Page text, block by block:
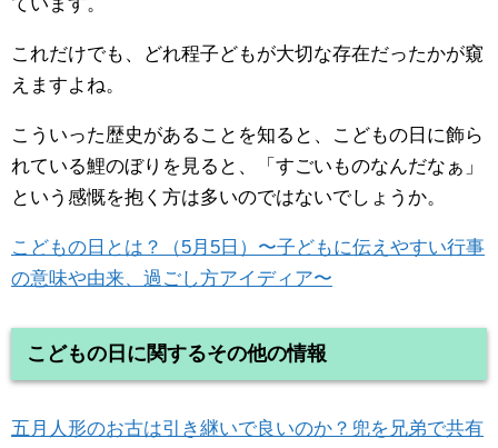
これだけでも、どれ程子どもが大切な存在だったかが窺
えますよね。
こういった歴史があることを知ると、こどもの日に飾ら
れている鯉のぼりを見ると、「すごいものなんだなぁ」
という感慨を抱く方は多いのではないでしょうか。
こどもの日とは？（5月5日）〜子どもに伝えやすい行事
の意味や由来、過ごし方アイディア〜
こどもの日に関するその他の情報
五月人形のお古は引き継いで良いのか？兜を兄弟で共有